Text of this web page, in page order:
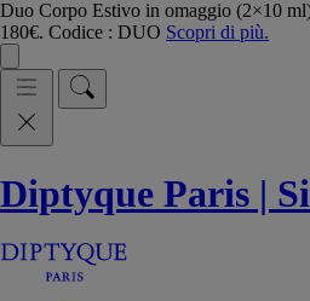
Duo Corpo Estivo in omaggio (2×10
180€. Codice : DUO Scopri di più.
Diptyque Paris |